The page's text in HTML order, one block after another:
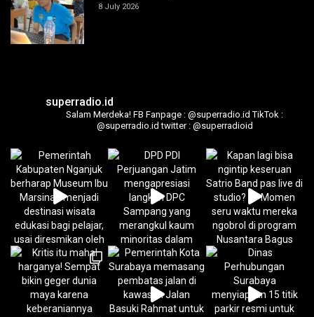
8 July 2026
superradio.id
Salam Merdeka! FB Fanpage : @superradio.id TikTok :
@superradio.id twitter : @superradioid